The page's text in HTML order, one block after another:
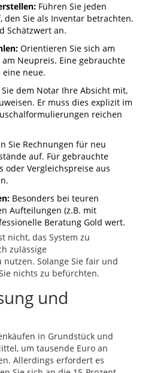
Führen Sie jeden
den Sie als Inventar betrachten.
Schätzwert an.
Orientieren Sie sich am
Neupreis. Eine gebrauchte
neue.
dem Notar Ihre Absicht mit,
Er muss dies explizit im
reichen
Sie Rechnungen für neu
auf. Für gebrauchte
oder Vergleichspreise aus
Besonders bei teuren
Aufteilungen (z.B. mit
Beratung Gold wert.
nicht, das System zu
zulässige
Solange Sie fair und
nichts zu befürchten.
und
in Grundstück und
um tausende Euro an
Allerdings erfordert es